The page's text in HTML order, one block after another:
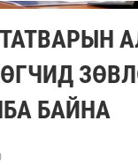
БАЙНА